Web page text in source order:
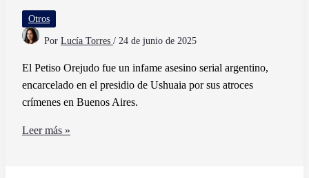
Otros
Por Lucía Torres / 24 de junio de 2025
El Petiso Orejudo fue un infame asesino serial argentino,
encarcelado en el presidio de Ushuaia por sus atroces
crímenes en Buenos Aires.
Quién
Leer más »